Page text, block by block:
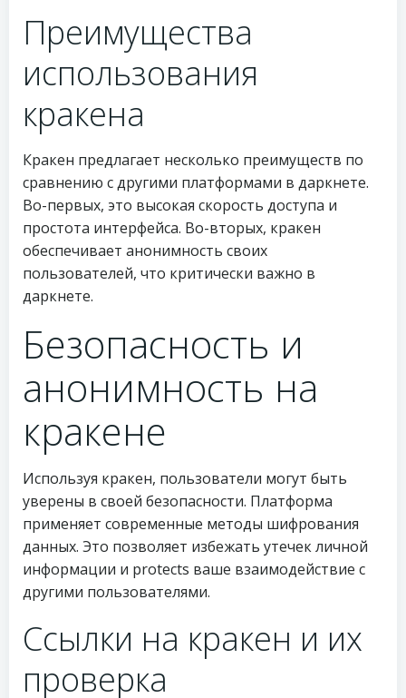
Преимущества
использования
кракена
Кракен предлагает несколько преимуществ по
сравнению с другими платформами в даркнете.
Во-первых, это высокая скорость доступа и
простота интерфейса. Во-вторых, кракен
обеспечивает анонимность своих
пользователей, что критически важно в
даркнете.
Безопасность и
анонимность на
кракене
Используя кракен, пользователи могут быть
уверены в своей безопасности. Платформа
применяет современные методы шифрования
данных. Это позволяет избежать утечек личной
информации и protects ваше взаимодействие с
другими пользователями.
Ссылки на кракен и их
проверка